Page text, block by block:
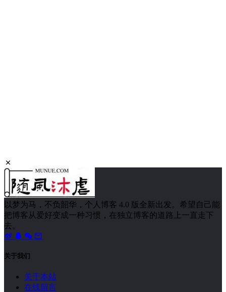
以梦为马，不负韶华，个人博客 4.0 版全新出发。希望自己能
把博客从爱好变成一种习惯，在独立博客的道路上一直走下
去。
关于我们
关于本站
在线留言